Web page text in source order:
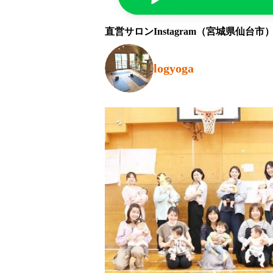
直営サロンInstagram（宮城県仙台市
logyoga